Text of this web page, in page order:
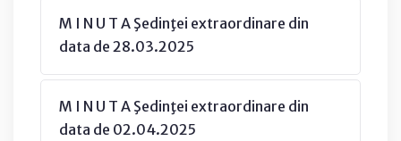
M I N U T A Şedinţei extraordinare din
data de 28.03.2025
M I N U T A Şedinţei extraordinare din
data de 02.04.2025